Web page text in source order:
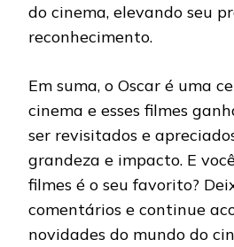
do cinema, elevando seu
reconhecimento.
Em suma, o Oscar é uma
cinema e esses filmes
ser revisitados e
grandeza e impacto. E
filmes é o seu favorito?
comentários e continue
novidades do mundo do